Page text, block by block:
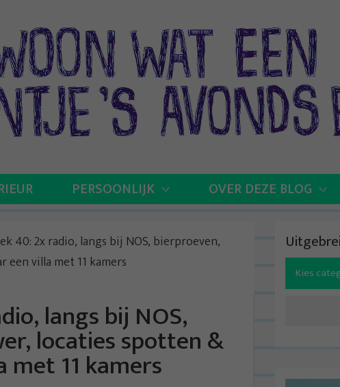
PERSOONLIJK OVER DEZE BLOG
40: 2x radio, langs bij NOS, bierproeven,
villa met 11 kamers
langs bij NOS,
locaties spotten &
met 11 kamers
Search
for: